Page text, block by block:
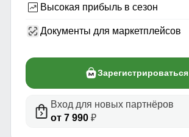
Высокая прибыль в сезон
Документы для маркетплейсов
Зарегистрироваться
Вход для новых партнёров
от 7 990₽